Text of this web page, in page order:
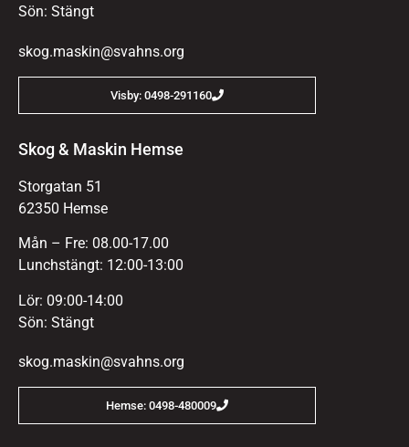
Sön: Stängt
skog.maskin@svahns.org
Visby: 0498-291160
Skog & Maskin Hemse
Storgatan 51
62350 Hemse
Mån – Fre: 08.00-17.00
Lunchstängt: 12:00-13:00
Lör: 09:00-14:00
Sön: Stängt
skog.maskin@svahns.org
Hemse: 0498-480009